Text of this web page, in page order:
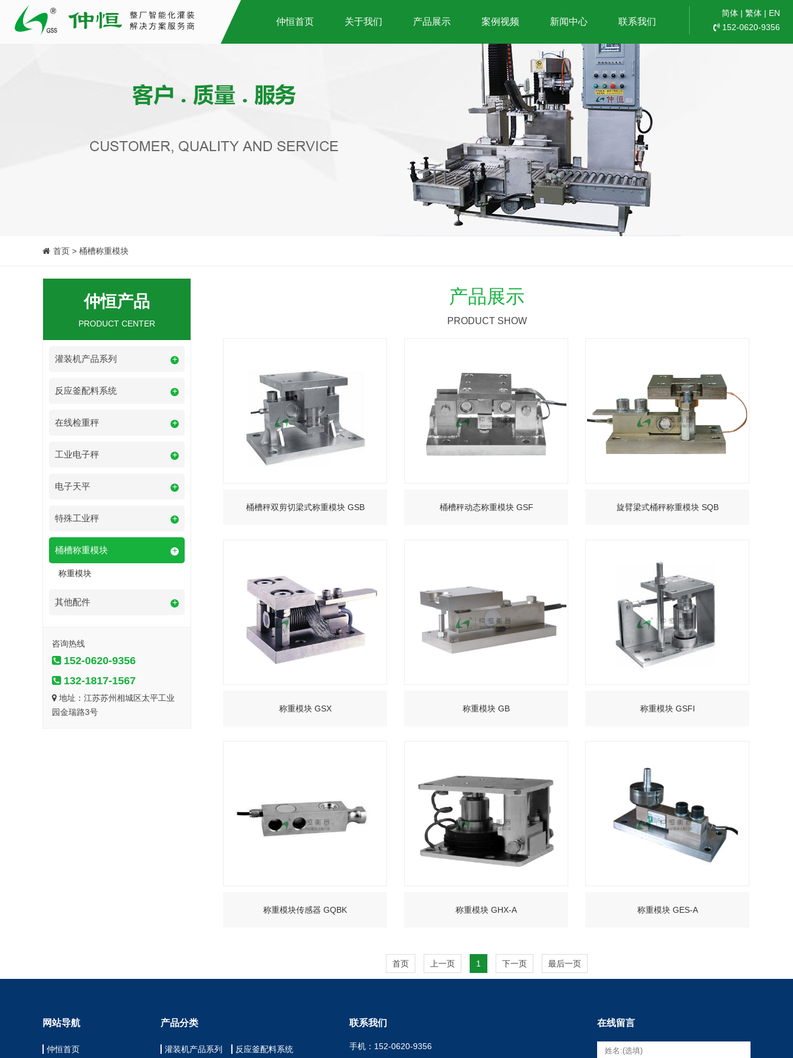
仲恒首页 关于我们 产品展示 案例视频 新闻中心 联系我们
简体 | 繁体 | EN
152-0620-9356
首页 > 桶槽称重模块
仲恒产品
PRODUCT CENTER
灌装机产品系列 +
反应釜配料系统 +
在线检重秤 +
工业电子秤 +
电子天平 +
特殊工业秤 +
桶槽称重模块 +
称重模块
其他配件 +
咨询热线
152-0620-9356
132-1817-1567
地址：江苏苏州相城区太平工业
园金瑞路3号
产品展示
PRODUCT SHOW
桶槽秤双剪切梁式称重模块 GSB 桶槽秤动态称重模块 GSF 旋臂梁式桶秤称重模块 SQB
称重模块 GSX 称重模块 GB 称重模块 GSFI
称重模块传感器 GQBK 称重模块 GHX-A 称重模块 GES-A
首页 上一页 1 下一页 最后一页
网站导航
仲恒首页
产品分类
灌装机产品系列 反应釜配料系统
联系我们
手机：152-0620-9356
在线留言